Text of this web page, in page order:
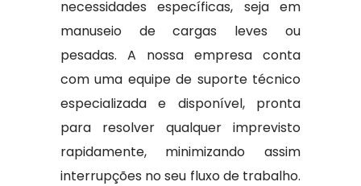
necessidades específicas, seja em
manuseio de cargas leves ou
pesadas. A nossa empresa conta
com uma equipe de suporte técnico
especializada e disponível, pronta
para resolver qualquer imprevisto
rapidamente, minimizando assim
interrupções no seu fluxo de trabalho.